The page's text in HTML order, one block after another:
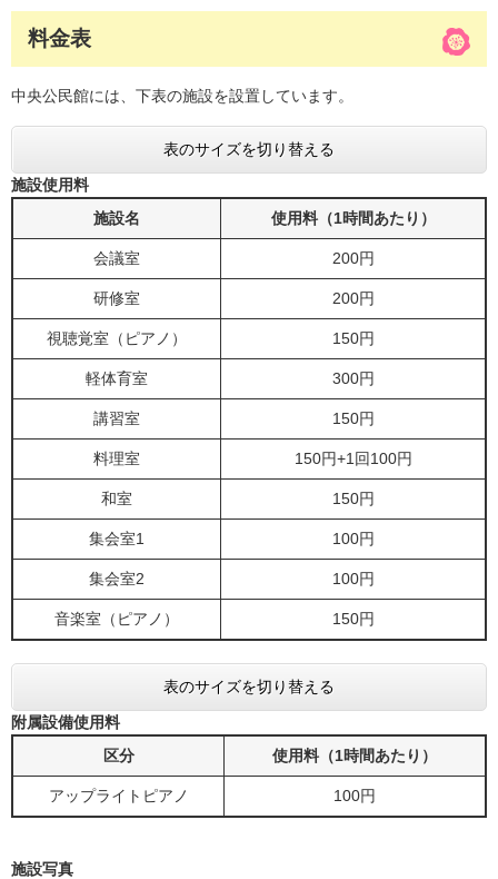
料金表
中央公民館には、下表の施設を設置しています。
表のサイズを切り替える
施設使用料
施設名
使用料（1時間あたり）
会議室 200円
研修室 200円
視聴覚室（ピアノ） 150円
軽体育室 300円
講習室 150円
料理室 150円+1回100円
和室 150円
集会室1 100円
集会室2 100円
音楽室（ピアノ） 150円
表のサイズを切り替える
附属設備使用料
区分
使用料（1時間あたり）
アップライトピアノ 100円
施設写真